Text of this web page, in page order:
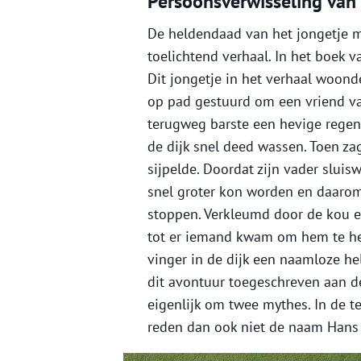
De heldendaad van het jongetje
toelichtend verhaal. In het boek
Dit jongetje in het verhaal
op pad gestuurd om een vriend
terugweg barste een hevige
de dijk snel deed wassen. Toen
sijpelde. Doordat zijn vader
snel groter kon worden en
stoppen. Verkleumd door de kou
tot er iemand kwam om hem te
vinger in de dijk een naamloze
dit avontuur toegeschreven aan
eigenlijk om twee mythes. In de
reden dan ook niet de naam